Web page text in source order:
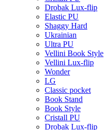
Drobak Lux-flip
Elastic PU
Shaggy Hard
Ukrainian
Ultra PU
Vellini Book Style
Vellini Lux-flip
Wonder
LG
Classic pocket
Book Stand
Book Style
Cristall PU
Drobak Lux-flip